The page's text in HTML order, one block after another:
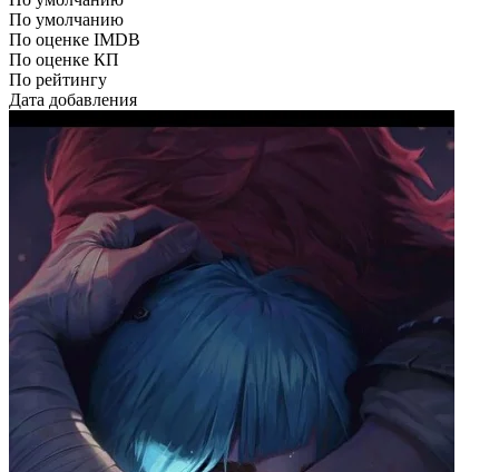
По умолчанию
По оценке IMDB
По оценке КП
По рейтингу
Дата добавления